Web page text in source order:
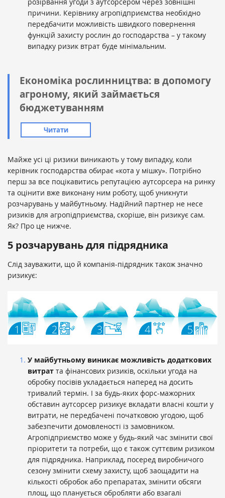
причини. Керівнику агропідприємства необхідно
передбачити можливість швидкого повернення
функцій захисту рослин до господарства – у такому
випадку ризик втрат буде мінімальним.
Економіка рослинництва: в допомогу
агроному, який займається
бюджетуванням
Читати
Майже усі ці ризики виникають у тому випадку, коли
керівник господарства обирає «кота у мішку». Потрібно
перш за все поцікавитись репутацією аутсорсера на ринку
та оцінити вже виконану ним роботу, щоб уникнути
розчарувань у майбутньому. Надійний партнер не несе
ризиків для агропідприємства, скоріше, він ризикує сам.
Як? Про це нижче.
5 розчарувань для підрядника
Слід зауважити, що й компанія-підрядник також значно
ризикує:
У майбутньому виникає можливість додаткових
витрат та фінансових ризиків, оскільки угода на
обробку посівів укладається наперед на досить
тривалий термін. І за будь-яких форс-мажорних
обставин аутсорсер ризикує вкладати власні кошти у
витрати, не передбачені початковою угодою, щоб
забезпечити домовленості із замовником.
Агропідприємство може у будь-який час змінити свої
пріоритети та потреби, що є також суттєвим ризиком
для підрядника. Наприклад, посеред виробничого
сезону змінити схему захисту, щоб заощадити на
кількості обробок або препаратах, змінити обсяги
площ, що планується обробляти або взагалі